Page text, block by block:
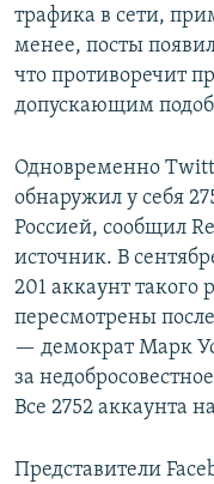
трафика в сети,
менее, посты
что противоречит
допускающим
Одновременно
обнаружил у себя
Россией, сообщил
источник. В
201 аккаунт
пересмотрены
— демократ Марк
за
Все 2752 аккаунта
Представители